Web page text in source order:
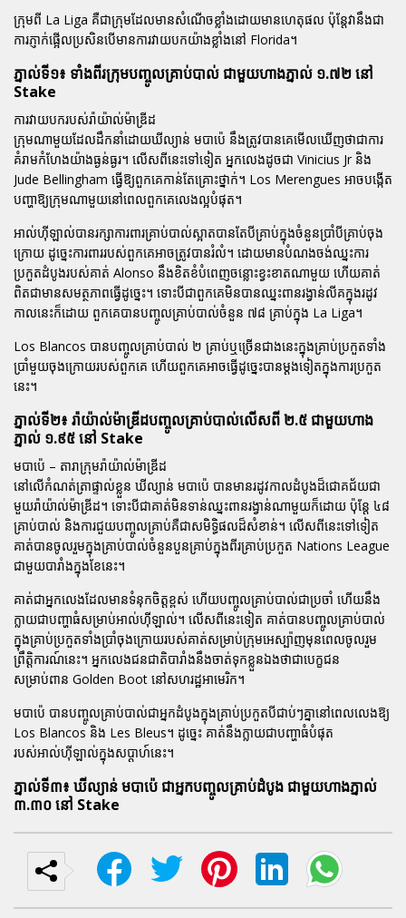
ក្រុមពី La Liga គឺជាក្រុមដែលមានសំណើចខ្លាំងដោយមានហេតុផល ប៉ុន្តែវានឹងជា
ការភ្ញាក់ផ្អើលប្រសិនបើមានការវាយបកយ៉ាងខ្លាំងនៅ Florida។
ភ្នាល់ទី១៖ ទាំងពីរក្រុមបញ្ចូលគ្រាប់បាល់ ជាមួយហាងភ្នាល់ ១.៧២ នៅ
Stake
ការវាយបករបស់រ៉ាយ៉ាល់ម៉ាឌ្រីដ
ក្រុមណាមួយដែលដឹកនាំដោយឃីល្យាន់ មបាប៉េ នឹងត្រូវបានគេមើលឃើញថាជាការ
គំរាមកំហែងយ៉ាងធ្ងន់ធ្ងរ។ លើសពីនេះទៅទៀត អ្នកលេងដូចជា Vinicius Jr និង
Jude Bellingham ធ្វើឱ្យពួកគេកាន់តែគ្រោះថ្នាក់។ Los Merengues អាចបង្កើត
បញ្ហាឱ្យក្រុមណាមួយនៅពេលពួកគេលេងល្អបំផុត។
អាល់ហ៊ីឡាល់បានរក្សាការពារគ្រាប់បាល់ស្អាតបានតែបីគ្រាប់ក្នុងចំនួនប្រាំបីគ្រាប់ចុង
ក្រោយ ដូច្នេះការពាររបស់ពួកគេអាចត្រូវបានរំលំ។ ដោយមានបំណងចង់ឈ្នះការ
ប្រកួតដំបូងរបស់គាត់ Alonso នឹងខិតខំបំពេញចន្លោះខ្វះខាតណាមួយ ហើយគាត់
ពិតជាមានសមត្ថភាពធ្វើដូច្នេះ។ ទោះបីជាពួកគេមិនបានឈ្នះពានរង្វាន់លីគក្នុងរដូវ
កាលនេះក៏ដោយ ពួកគេបានបញ្ចូលគ្រាប់បាល់ចំនួន ៧៨ គ្រាប់ក្នុង La Liga។
Los Blancos បានបញ្ចូលគ្រាប់បាល់ ២ គ្រាប់ឬច្រើនជាងនេះក្នុងគ្រាប់ប្រកួតទាំង
ប្រាំមួយចុងក្រោយរបស់ពួកគេ ហើយពួកគេអាចធ្វើដូច្នេះបានម្តងទៀតក្នុងការប្រកួត
នេះ។
ភ្នាល់ទី២៖ រ៉ាយ៉ាល់ម៉ាឌ្រីដបញ្ចូលគ្រាប់បាល់លើសពី ២.៥ ជាមួយហាង
ភ្នាល់ ១.៩៥ នៅ Stake
មបាប៉េ – តារាក្រុមរ៉ាយ៉ាល់ម៉ាឌ្រីដ
នៅលើកំណត់ត្រាផ្ទាល់ខ្លួន ឃីល្យាន់ មបាប៉េ បានមានរដូវកាលដំបូងដ៏ជោគជ័យជា
មួយរ៉ាយ៉ាល់ម៉ាឌ្រីដ។ ទោះបីជាគាត់មិនទាន់ឈ្នះពានរង្វាន់ណាមួយក៏ដោយ ប៉ុន្តែ ៤៨
គ្រាប់បាល់ និងការជួយបញ្ចូលគ្រាប់គឺជាសមិទ្ធិផលដ៏សំខាន់។ លើសពីនេះទៅទៀត
គាត់បានចូលរួមក្នុងគ្រាប់បាល់ចំនួនបួនគ្រាប់ក្នុងពីរគ្រាប់ប្រកួត Nations League
ជាមួយបារាំងក្នុងខែនេះ។
គាត់ជាអ្នកលេងដែលមានទំនុកចិត្តខ្ពស់ ហើយបញ្ចូលគ្រាប់បាល់ជាប្រចាំ ហើយនឹង
ក្លាយជាបញ្ហាធំសម្រាប់អាល់ហ៊ីឡាល់។ លើសពីនេះទៀត គាត់បានបញ្ចូលគ្រាប់បាល់
ក្នុងគ្រាប់ប្រកួតទាំងប្រាំចុងក្រោយរបស់គាត់សម្រាប់ក្រុមអេស្ប៉ាញមុនពេលចូលរួម
ព្រឹត្តិការណ៍នេះ។ អ្នកលេងជនជាតិបារាំងនឹងចាត់ទុកខ្លួនឯងថាជាបេក្ខជន
សម្រាប់ពាន Golden Boot នៅសហរដ្ឋអាមេរិក។
មបាប៉េ បានបញ្ចូលគ្រាប់បាល់ជាអ្នកដំបូងក្នុងគ្រាប់ប្រកួតបីជាប់ៗគ្នានៅពេលលេងឱ្យ
Los Blancos និង Les Bleus។ ដូច្នេះ គាត់នឹងក្លាយជាបញ្ហាធំបំផុត
របស់អាល់ហ៊ីឡាល់ក្នុងសប្តាហ៍នេះ។
ភ្នាល់ទី៣៖ ឃីល្យាន់ មបាប៉េ ជាអ្នកបញ្ចូលគ្រាប់ដំបូង ជាមួយហាងភ្នាល់
៣.៣០ នៅ Stake